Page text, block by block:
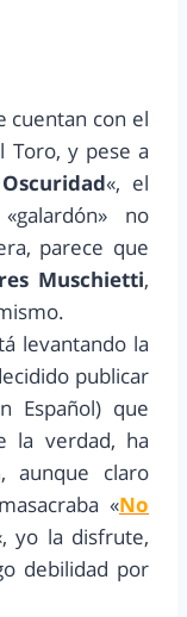
cuentan con el
Toro, y pese a
«, el
no
parece que
Muschietti,
levantando la
publicar
Español) que
la verdad, ha
aunque claro
«No
yo la disfrute,
debilidad por